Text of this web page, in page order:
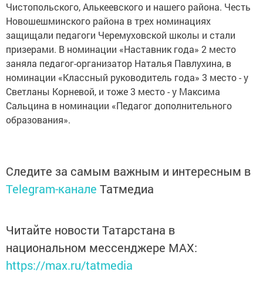
Чистопольского, Алькеевского и нашего района. Честь
Новошешминского района в трех номинациях
защищали педагоги Черемуховской школы и стали
призерами. В номинации «Наставник года» 2 место
заняла педагог-организатор Наталья Павлухина, в
номинации «Классный руководитель года» 3 место - у
Светланы Корневой, и тоже 3 место - у Максима
Сальцина в номинации «Педагог дополнительного
образования».
Следите за самым важным и интересным в
Telegram-канале Татмедиа
Читайте новости Татарстана в
национальном мессенджере MАХ:
https://max.ru/tatmedia